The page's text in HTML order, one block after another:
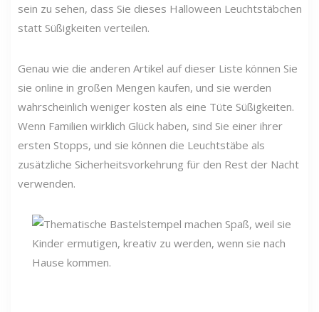
sein zu sehen, dass Sie dieses Halloween Leuchtstäbchen
statt Süßigkeiten verteilen.
Genau wie die anderen Artikel auf dieser Liste können Sie
sie online in großen Mengen kaufen, und sie werden
wahrscheinlich weniger kosten als eine Tüte Süßigkeiten.
Wenn Familien wirklich Glück haben, sind Sie einer ihrer
ersten Stopps, und sie können die Leuchtstäbe als
zusätzliche Sicherheitsvorkehrung für den Rest der Nacht
verwenden.